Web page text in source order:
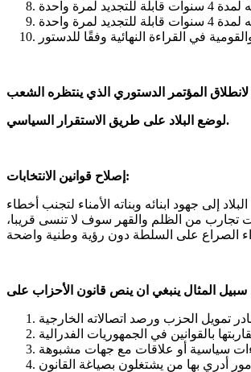
لوضع البلاد على طريق الاستقرار السياسي.
إصلاح قوانين الانتخابات:
جهود ابنائه وبناته الأمناء لتجنب أخطاء
تجارب من الظلم والقهر سوف لا تنسى قريبا،
تمويل الحزب ورصد اتصالاته الخارجية